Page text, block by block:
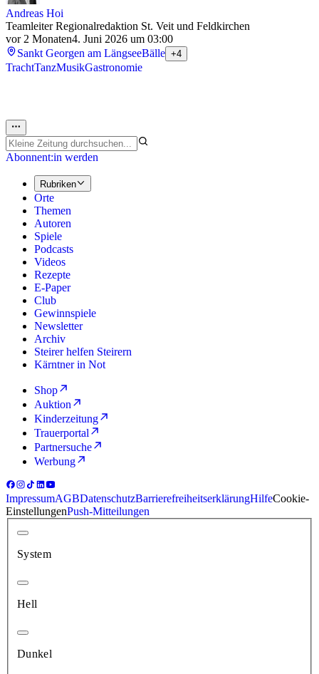
Andreas Hoi
Teamleiter Regionalredaktion St. Veit und Feldkirchen
vor 2 Monaten4. Juni 2026 um 03:00
Sankt Georgen am LängseeBälle +4
TrachtTanzMusikGastronomie
Abonnent:in werden
Rubriken
Orte
Themen
Autoren
Spiele
Podcasts
Videos
Rezepte
E-Paper
Club
Gewinnspiele
Newsletter
Archiv
Steirer helfen Steirern
Kärntner in Not
Shop
Auktion
Kinderzeitung
Trauerportal
Partnersuche
Werbung
ImpressumAGBDatenschutzBarrierefreiheitserklärungHilfeCookie-
EinstellungenPush-Mitteilungen
System
Hell
Dunkel